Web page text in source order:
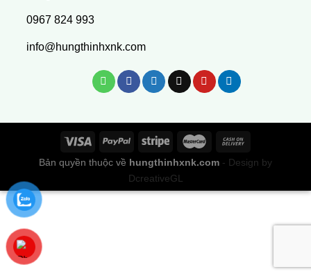
0967 824 993
info@hungthinhxnk.com
Bản quyền thuộc về hungthinhxnk.com - Design by
DcreativeGL